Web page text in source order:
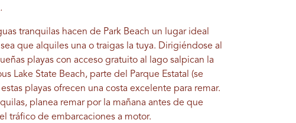
tranquilas hacen de Park Beach un lugar ideal
que alquiles una o traigas la tuya. Dirigiéndose al
playas con acceso gratuito al lago salpican la
Lake State Beach, parte del Parque Estatal (se
playas ofrecen una costa excelente para remar.
planea remar por la mañana antes de que
tráfico de embarcaciones a motor.